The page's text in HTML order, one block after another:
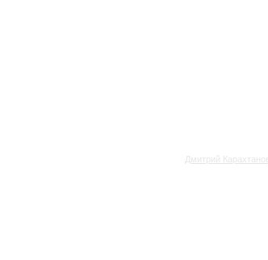
Дмитрий Карахтанов